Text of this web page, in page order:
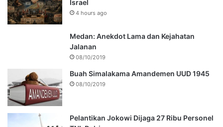
Israel
4 hours ago
Medan: Anekdot Lama dan Kejahatan
Jalanan
08/10/2019
Buah Simalakama Amandemen UUD 1945
08/10/2019
Pelantikan Jokowi Dijaga 27 Ribu Personel